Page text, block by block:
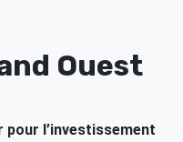
Ouest
pour l’investissement